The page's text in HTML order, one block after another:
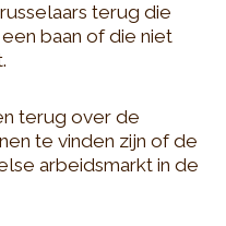
terug die
baan of die niet
terug over de
te vinden zijn of de
arbeidsmarkt in de